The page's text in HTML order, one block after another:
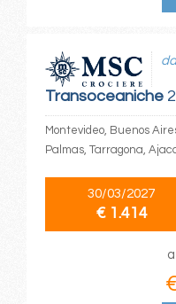
Transoceaniche
Montevideo, Buenos
Palmas, Tarragona,
30/03/2027
€ 1.414